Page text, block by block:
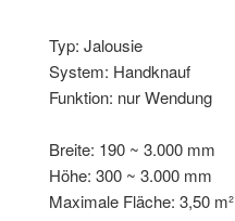
Typ: Jalousie
System: Handknauf
Funktion: nur Wendung
Breite: 190 ~ 3.000 mm
Höhe: 300 ~ 3.000 mm
Maximale Fläche: 3,50 m²